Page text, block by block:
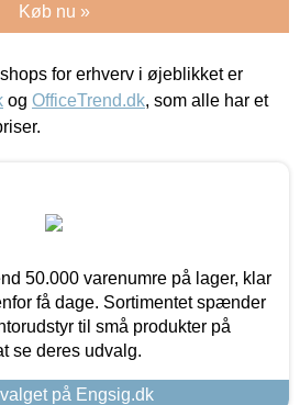
Køb nu »
for erhverv i øjeblikket er
og OfficeTrend.dk, som alle har et
50.000 varenumre på lager, klar
få dage. Sortimentet spænder
til små produkter på
se deres udvalg.
på Engsig.dk